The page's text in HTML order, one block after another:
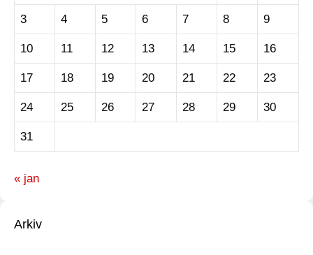
3 4 5 6 7 8 9
10 11 12 13 14 15 16
17 18 19 20 21 22 23
24 25 26 27 28 29 30
31
« jan
Arkiv